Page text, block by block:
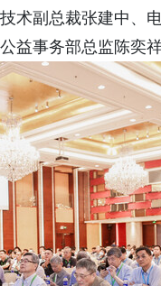
术副总裁张建中、
益事务部总监陈奕